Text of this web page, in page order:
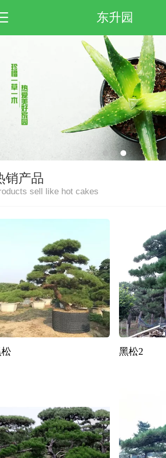
东升园
销产品
sell like hot cakes
黑松2